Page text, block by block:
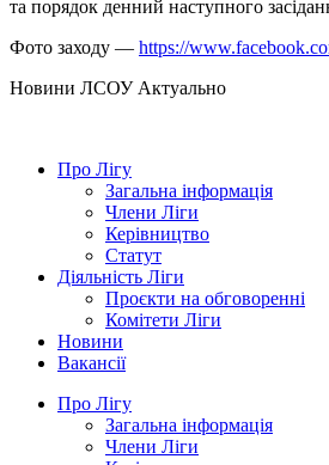
та порядок денний наступного
Фото заходу — https://
Hовини ЛСОУ Актуально
Про Лігу
Загальна інформація
Члени Ліги
Керівництво
Статут
Діяльність Ліги
Проєкти на обговоренні
Комітети Ліги
Новини
Вакансії
Про Лігу
Загальна інформація
Члени Ліги